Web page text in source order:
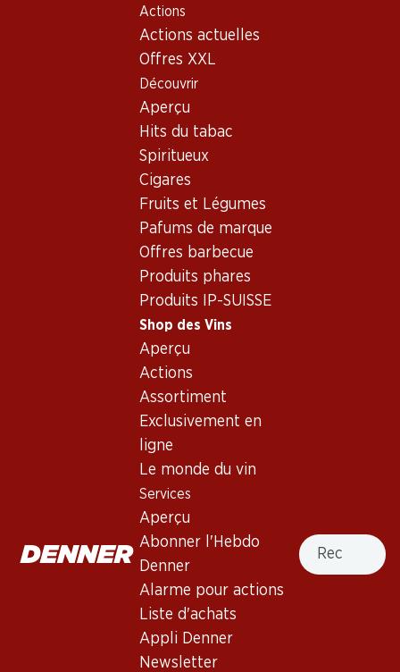
Actions
Actions actuelles
Offres XXL
Découvrir
Aperçu
Hits du tabac
Spiritueux
Cigares
Fruits et Légumes
Pafums de marque
Offres barbecue
Produits phares
Produits IP-SUISSE
Shop des Vins
Aperçu
Actions
Assortiment
Exclusivement en
ligne
Le monde du vin
Services
Aperçu
Abonner l'Hebdo
Denner
Alarme pour actions
Liste d'achats
Appli Denner
Newsletter
Recherche
Shop des Vins
Italie
les Pouilles
Epicuro Primitivo di Manduria DOP
Recto Verso
Epicuro Primitivo di Manduria
les Pouilles, 2024
Robe rubis intense aux reflets violacés. Nez de pruneaux et
de cerises, accompagné d'une note de vanille. Bouche